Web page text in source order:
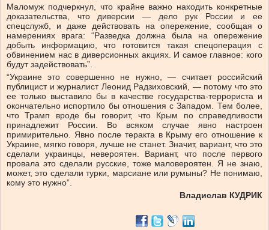
Маломуж подчеркнул, что крайне важно находить конкретные
доказательства, что диверсии — дело рук России и ее
спецслужб, и даже действовать на опережение, сообщая о
намерениях врага: “Разведка должна была на опережение
добыть информацию, что готовится такая спецоперация с
обвинением нас в диверсионных акциях. И самое главное: кого
будут задействовать”.
“Украине это совершенно не нужно, — считает российский
публицист и журналист Леонид Радзиховский, — потому что это
ее только выставило бы в качестве государства-террориста и
окончательно испортило бы отношения с Западом. Тем более,
что Трамп вроде бы говорит, что Крым по справедливости
принадлежит России. Во всяком случае явно настроен
примирительно. Явно после теракта в Крыму его отношение к
Украине, мягко говоря, лучше не станет. Значит, вариант, что это
сделали украинцы, невероятен. Вариант, что после первого
провала это сделали русские, тоже маловероятен. Я не знаю,
может, это сделали турки, марсиане или румыны? Не понимаю,
кому это нужно”.
Владислав КУДРИК